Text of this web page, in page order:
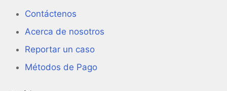
Contáctenos
Acerca de nosotros
Reportar un caso
Métodos de Pago